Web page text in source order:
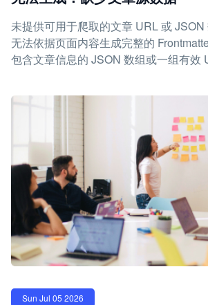
未提供可用于爬取的文章 URL 或
无法依据页面内容生成完整的
包含文章信息的 JSON 数组或一组有效
Sun Jul 05 2026